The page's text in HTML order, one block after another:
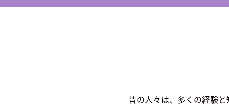
昔の人々は、多くの経験